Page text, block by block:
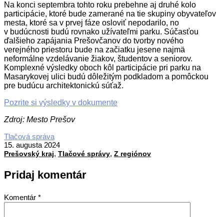
Na konci septembra tohto roku prebehne aj druhé kolo
participácie, ktoré bude zamerané na tie skupiny obyvateľov
mesta, ktoré sa v prvej fáze osloviť nepodarilo, no
v budúcnosti budú rovnako užívateľmi parku. Súčasťou
ďalšieho zapájania Prešovčanov do tvorby nového
verejného priestoru bude na začiatku jesene najmä
neformálne vzdelávanie žiakov, študentov a seniorov.
Komplexné výsledky oboch kôl participácie pri parku na
Masarykovej ulici budú dôležitým podkladom a pomôckou
pre budúcu architektonickú súťaž.
Pozrite si výsledky v dokumente
Zdroj: Mesto Prešov
2024-
08-
15
Tlačová správa
15. augusta 2024
Prešovský kraj, Tlačové správy, Z regiónov
Pridaj komentár
Komentár *